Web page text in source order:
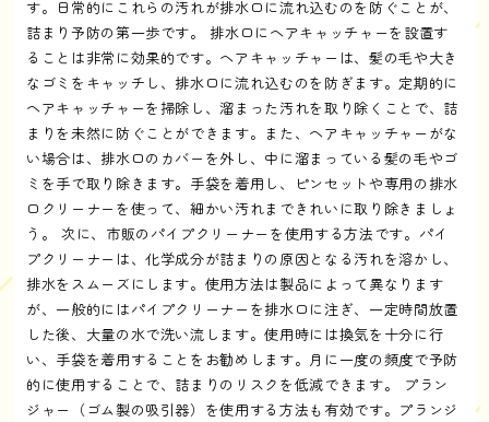
す。日常的にこれらの汚れが排水口に流れ込むのを防ぐことが、
詰まり予防の第一歩です。 排水口にヘアキャッチャーを設置す
ることは非常に効果的です。ヘアキャッチャーは、髪の毛や大き
なゴミをキャッチし、排水口に流れ込むのを防ぎます。定期的に
ヘアキャッチャーを掃除し、溜まった汚れを取り除くことで、詰
まりを未然に防ぐことができます。また、ヘアキャッチャーがな
い場合は、排水口のカバーを外し、中に溜まっている髪の毛やゴ
ミを手で取り除きます。手袋を着用し、ピンセットや専用の排水
口クリーナーを使って、細かい汚れまできれいに取り除きましょ
う。 次に、市販のパイプクリーナーを使用する方法です。パイ
プクリーナーは、化学成分が詰まりの原因となる汚れを溶かし、
排水をスムーズにします。使用方法は製品によって異なります
が、一般的にはパイプクリーナーを排水口に注ぎ、一定時間放置
した後、大量の水で洗い流します。使用時には換気を十分に行
い、手袋を着用することをお勧めします。月に一度の頻度で予防
的に使用することで、詰まりのリスクを低減できます。 プラン
ジャー（ゴム製の吸引器）を使用する方法も有効です。プランジ